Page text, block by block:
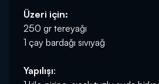
Üzeri için:
250 gr tereyağı
1 çay bardağı sıvıyağ
Yapılışı: